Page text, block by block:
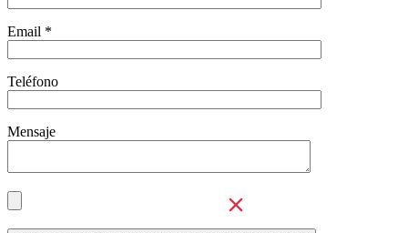
Email *
Teléfono
Mensaje